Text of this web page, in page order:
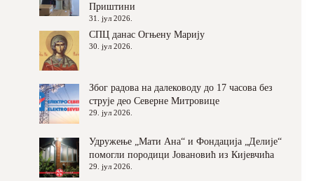
Приштини
31. јул 2026.
СПЦ данас Огњену Марију
30. јул 2026.
Због радова на далеководу до 17 часова без
струје део Северне Митровице
29. јул 2026.
Удружење „Мати Ана“ и Фондација „Делије“
помогли породици Јовановић из Кијевчића
29. јул 2026.